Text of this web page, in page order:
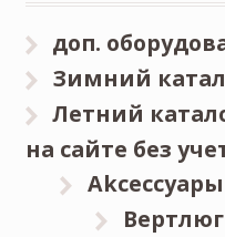
доп.
Зимний
Летний
на сайте без
Akceccyapы